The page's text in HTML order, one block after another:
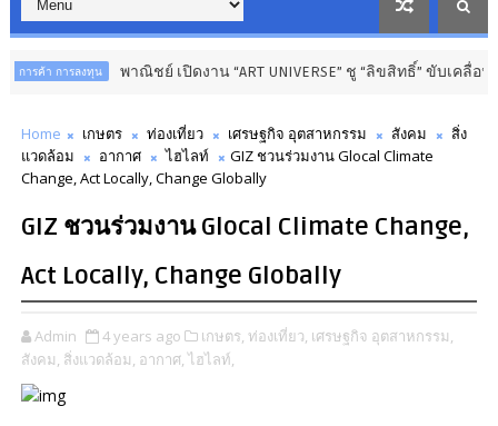
งทุน พาณิชย์ เปิดงาน “ART UNIVERSE” ชู “ลิขสิทธิ์” ขับเคลื่อนเศรษฐกิจส
Home เกษตร ท่องเที่ยว เศรษฐกิจ อุตสาหกรรม สังคม
สิ่ง
แวดล้อม
อากาศ ไฮไลท์
GIZ ชวนร่วมงาน Glocal Climate
Change, Act Locally, Change Globally
GIZ ชวนร่วมงาน Glocal Climate Change,
Act Locally, Change Globally
Admin 4 years ago เกษตร, ท่องเที่ยว, เศรษฐกิจ อุตสาหกรรม,
สังคม, สิ่งแวดล้อม, อากาศ, ไฮไลท์,